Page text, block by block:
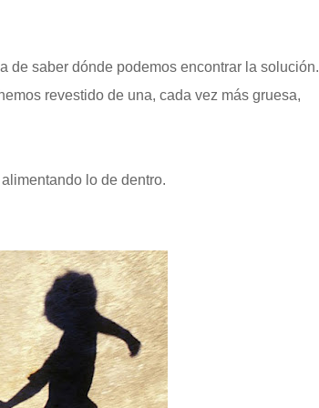
de saber dónde podemos encontrar la solución.
revestido de una, cada vez más gruesa,
lo de dentro.